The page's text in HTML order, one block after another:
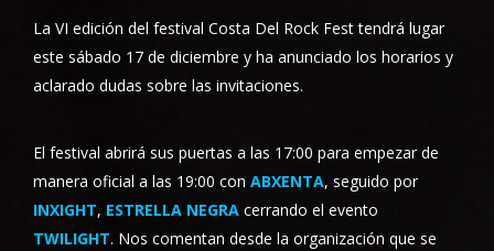
La VI edición del festival Costa Del Rock Fest tendrá lugar
este sábado 17 de diciembre y ha anunciado los horarios y
aclarado dudas sobre las invitaciones.
El festival abrirá sus puertas a las 17:00 para empezar de
manera oficial a las 19:00 con ABXENTA, seguido por
INXIGHT, ESTRELLA NEGRA cerrando el evento
TWILIGHT. Nos comentan desde la organización que se